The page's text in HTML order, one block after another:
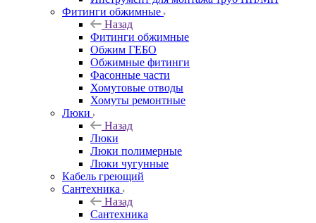
Фитинги обжимные
Назад
Фитинги обжимные
Обжим ГЕБО
Обжимные фитинги
Фасонные части
Хомутовые отводы
Хомуты ремонтные
Люки
Назад
Люки
Люки полимерные
Люки чугунные
Кабель греющий
Сантехника
Назад
Сантехника